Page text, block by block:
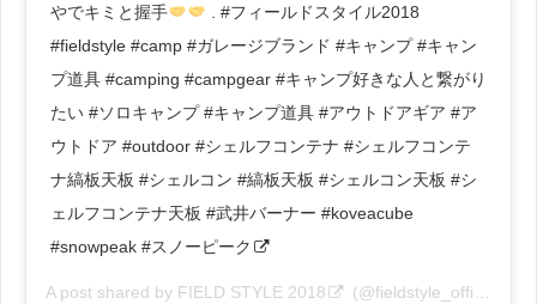
やでキミと握手
. #フィールドスタイル2018
#fieldstyle #camp #ガレージブランド #キャンプ #キャン
プ道具 #camping #campgear #キャンプ好きな人と繋がり
たい #ソロキャンプ #キャンプ道具 #アウトドアギア #ア
ウトドア #outdoor #シェルフコンテナ #シェルフコンテ
ナ縞板天板 #シェルコン #縞板天板 #シェルコン天板 #シ
ェルフコンテナ天板 #武井バーナー #koveacube
#snowpeak #スノーピーク
A post shared by FIELD STYLE 2018 (@fieldstyle_official) on